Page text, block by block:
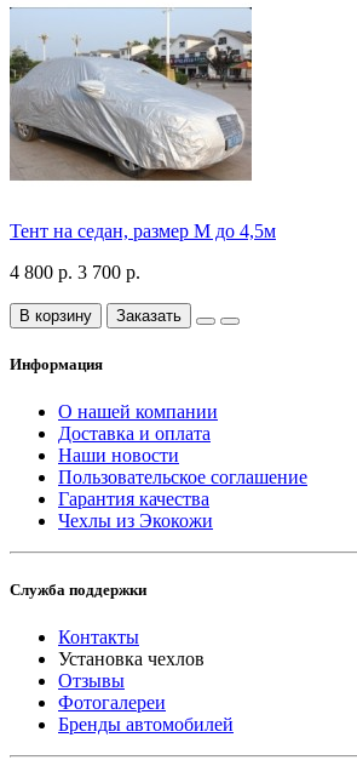
Тент на седан, размер М до 4,5м
4 800 р. 3 700 р.
В корзину Заказать
Информация
О нашей компании
Доставка и оплата
Наши новости
Пользовательское соглашение
Гарантия качества
Чехлы из Экокожи
Служба поддержки
Контакты
Установка чехлов
Отзывы
Фотогалереи
Бренды автомобилей